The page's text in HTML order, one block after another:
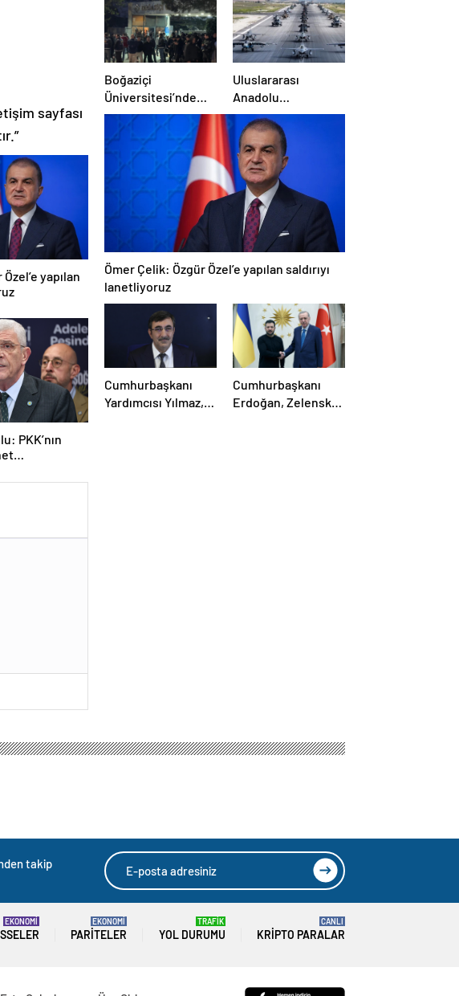
sayfası
yapılan
PKK’nın
Boğaziçi
Üniversitesi’nde
polise saldırı: 97
gözaltı
Uluslararası
Anadolu
Ankası-2025
Tatbikatı başladı
Ömer Çelik: Özgür Özel’e yapılan saldırıyı
lanetliyoruz
Cumhurbaşkanı
Yardımcısı Yılmaz,
Cumhurbaşkanı
Erdoğan, Zelensky
takip
EKONOMİ
PARITELER
EKONOMİ
YOL DURUMU
TRAFİK
KRIPTO PARALAR
CANLI